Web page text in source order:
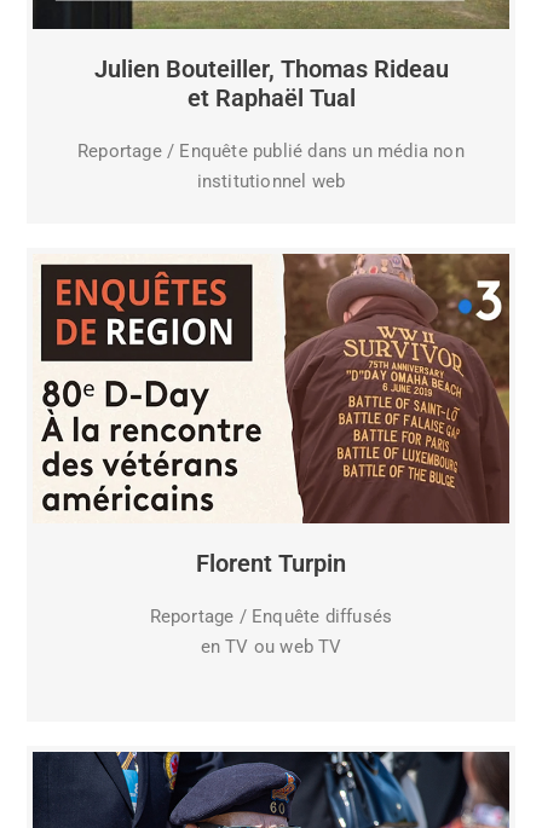
Julien Bouteiller, Thomas Rideau
et Raphaël Tual
Reportage / Enquête publié dans un média non
institutionnel web
Florent Turpin
Reportage / Enquête diffusés
en TV ou web TV